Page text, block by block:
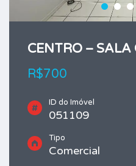
CENTRO – SALA
R$700
ID do Imóvel
051109
Tipo
Comercial